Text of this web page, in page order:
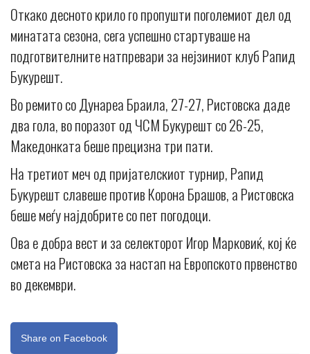
Откако десното крило го пропушти поголемиот дел од
минатата сезона, сега успешно стартуваше на
подготвителните натпревари за нејзиниот клуб Рапид
Букурешт.
Во ремито со Дунареа Браила, 27-27, Ристовска даде
два гола, во поразот од ЧСМ Букурешт со 26-25,
Македонката беше прецизна три пати.
На третиот меч од пријателскиот турнир, Рапид
Букурешт славеше против Корона Брашов, а Ристовска
беше меѓу најдобрите со пет погодоци.
Ова е добра вест и за селекторот Игор Марковиќ, кој ќе
смета на Ристовска за настап на Европското првенство
во декември.
Share on Facebook